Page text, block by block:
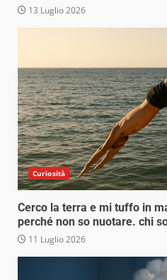
13 Luglio 2026
Curiosità
Cerco la terra e mi tuffo in
perché non so nuotare. chi
11 Luglio 2026